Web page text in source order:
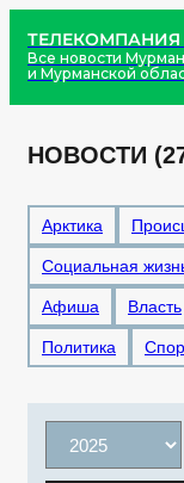
ТЕЛЕКОМПАНИЯ
Все новости
и Мурманской
НОВОСТИ
Арктика
Социальная
Афиша Власть
Политика